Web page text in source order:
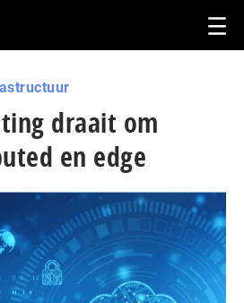
draait om
en edge